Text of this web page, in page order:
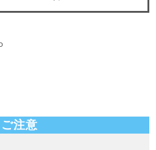
ご注意